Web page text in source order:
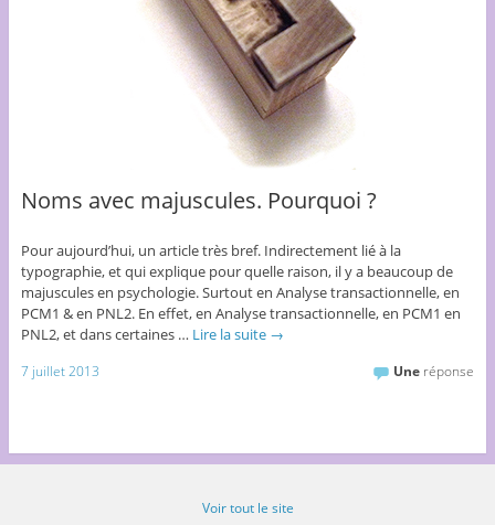
Noms avec majuscules. Pourquoi ?
Pour aujourd’hui, un article très bref. Indirectement lié à la
typographie, et qui explique pour quelle raison, il y a beaucoup de
majuscules en psychologie. Surtout en Analyse transactionnelle, en
PCM1 & en PNL2. En effet, en Analyse transactionnelle, en PCM1 en
PNL2, et dans certaines … Lire la suite →
7 juillet 2013 Une réponse
Voir tout le site